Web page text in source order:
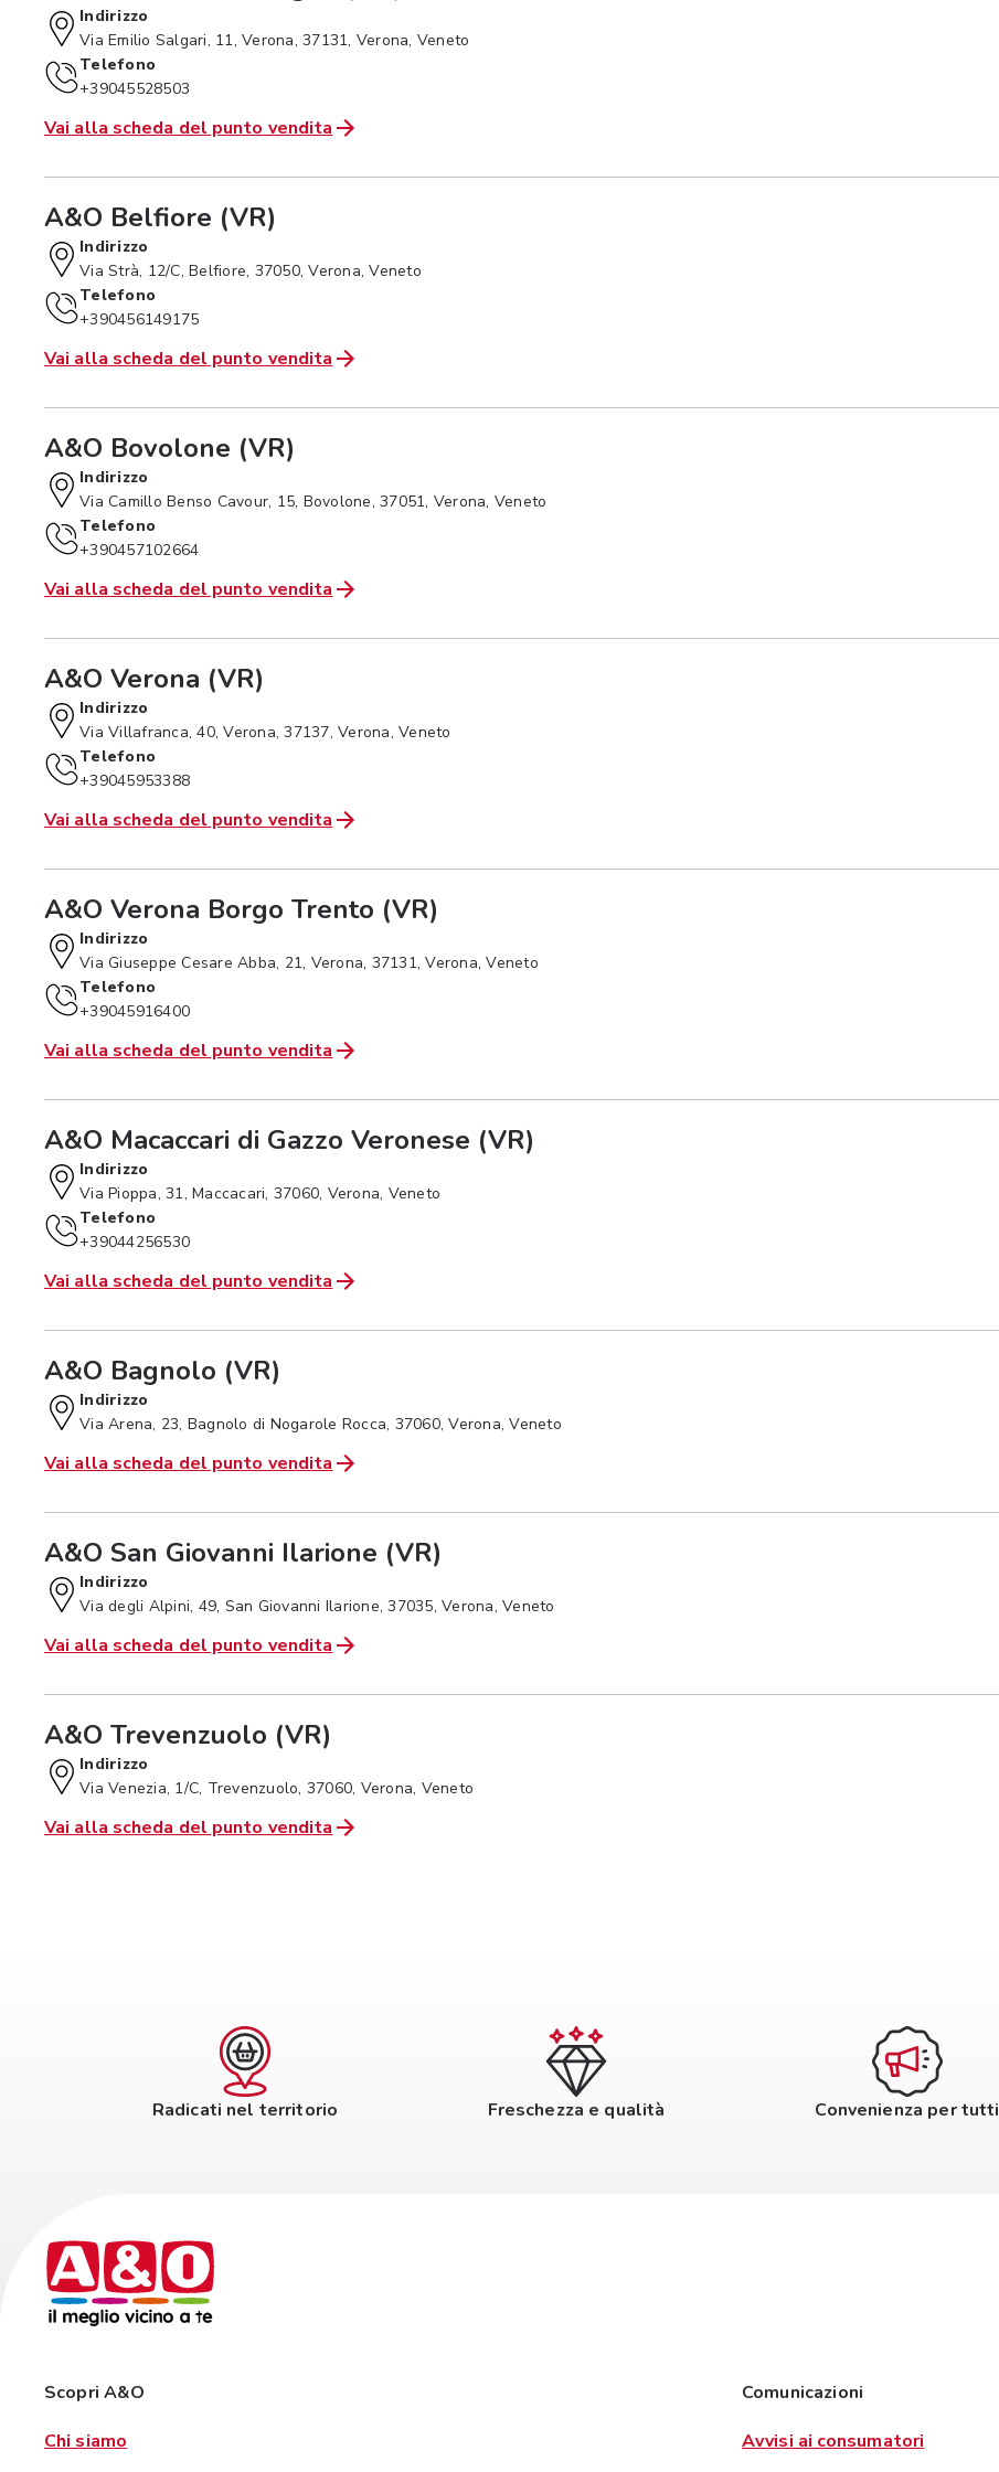
Indirizzo
Via Emilio Salgari, 11, Verona, 37131, Verona, Veneto
Telefono
+39045528503
Vai alla scheda del punto vendita
A&O Belfiore (VR)
Indirizzo
Via Strà, 12/C, Belfiore, 37050, Verona, Veneto
Telefono
+390456149175
Vai alla scheda del punto vendita
A&O Bovolone (VR)
Indirizzo
Via Camillo Benso Cavour, 15, Bovolone, 37051, Verona, Veneto
Telefono
+390457102664
Vai alla scheda del punto vendita
A&O Verona (VR)
Indirizzo
Via Villafranca, 40, Verona, 37137, Verona, Veneto
Telefono
+39045953388
Vai alla scheda del punto vendita
A&O Verona Borgo Trento (VR)
Indirizzo
Via Giuseppe Cesare Abba, 21, Verona, 37131, Verona, Veneto
Telefono
+39045916400
Vai alla scheda del punto vendita
A&O Macaccari di Gazzo Veronese (VR)
Indirizzo
Via Pioppa, 31, Maccacari, 37060, Verona, Veneto
Telefono
+39044256530
Vai alla scheda del punto vendita
A&O Bagnolo (VR)
Indirizzo
Via Arena, 23, Bagnolo di Nogarole Rocca, 37060, Verona, Veneto
Vai alla scheda del punto vendita
A&O San Giovanni Ilarione (VR)
Indirizzo
Via degli Alpini, 49, San Giovanni Ilarione, 37035, Verona, Veneto
Vai alla scheda del punto vendita
A&O Trevenzuolo (VR)
Indirizzo
Via Venezia, 1/C, Trevenzuolo, 37060, Verona, Veneto
Vai alla scheda del punto vendita
Radicati nel territorio Freschezza e qualità Convenienza per tutti
Scopri A&O
Chi siamo
Comunicazioni
Avvisi ai consumatori